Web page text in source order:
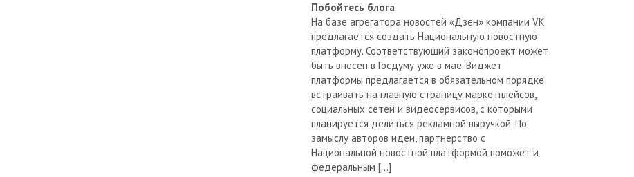
Побойтесь блога
На базе агрегатора новостей «Дзен» компании VK
предлагается создать Национальную новостную
платформу. Соответствующий законопроект может
быть внесен в Госдуму уже в мае. Виджет
платформы предлагается в обязательном порядке
встраивать на главную страницу маркетплейсов,
социальных сетей и видеосервисов, с которыми
планируется делиться рекламной выручкой. По
замыслу авторов идеи, партнерство с
Национальной новостной платформой поможет и
федеральным […]